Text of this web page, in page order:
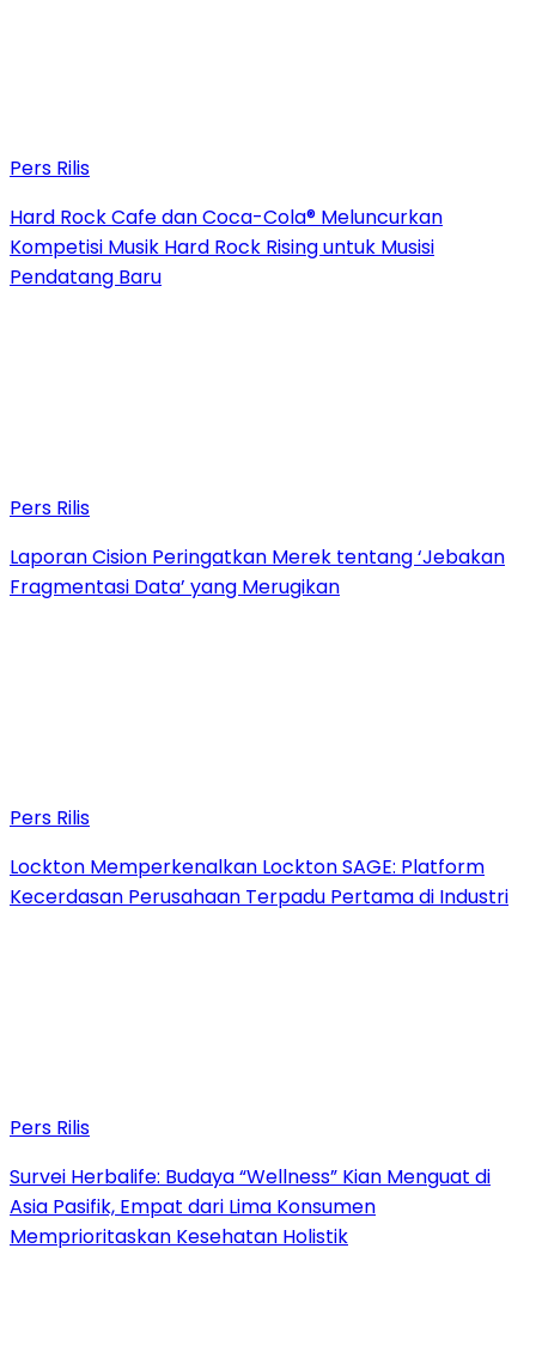
Pers Rilis
Hard Rock Cafe dan Coca-Cola® Meluncurkan
Kompetisi Musik Hard Rock Rising untuk Musisi
Pendatang Baru
Pers Rilis
Laporan Cision Peringatkan Merek tentang ‘Jebakan
Fragmentasi Data’ yang Merugikan
Pers Rilis
Lockton Memperkenalkan Lockton SAGE: Platform
Kecerdasan Perusahaan Terpadu Pertama di Industri
Pers Rilis
Survei Herbalife: Budaya “Wellness” Kian Menguat di
Asia Pasifik, Empat dari Lima Konsumen
Memprioritaskan Kesehatan Holistik